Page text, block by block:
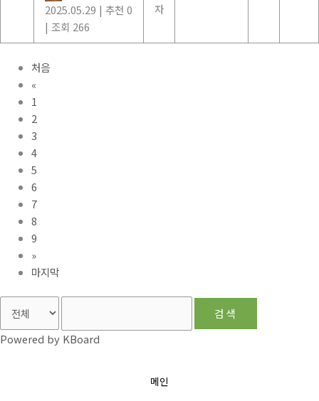
2025.05.29 | 추천 0
| 조회 266
자
처음
«
1
2
3
4
5
6
7
8
9
»
마지막
검색
Powered by KBoard
메인